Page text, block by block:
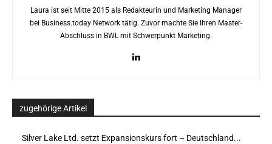
Laura ist seit Mitte 2015 als Redakteurin und Marketing Manager
bei Business.today Network tätig. Zuvor machte Sie Ihren Master-
Abschluss in BWL mit Schwerpunkt Marketing.
zugehörige Artikel
Silver Lake Ltd. setzt Expansionskurs fort – Deutschland...